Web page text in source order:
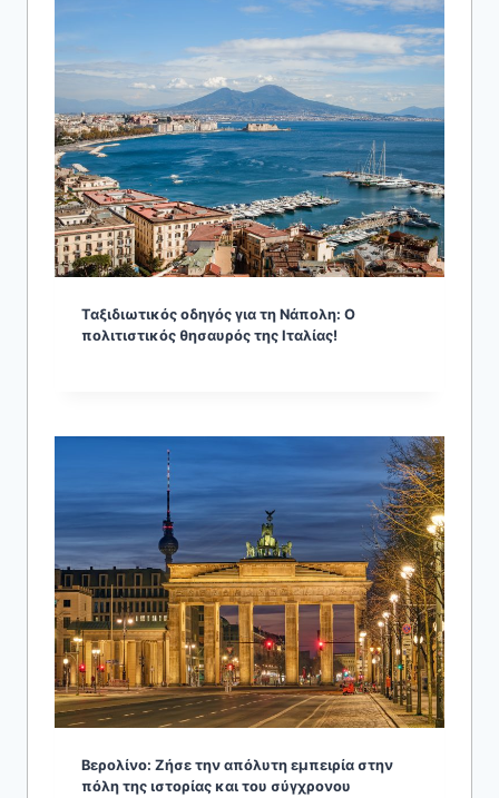
Ταξιδιωτικός οδηγός για τη Νάπολη: Ο
πολιτιστικός θησαυρός της Ιταλίας!
Βερολίνο: Ζήσε την απόλυτη εμπειρία στην
πόλη της ιστορίας και του σύγχρονου